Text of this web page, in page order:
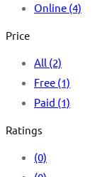
Online (4)
Price
All (2)
Free (1)
Paid (1)
Ratings
(0)